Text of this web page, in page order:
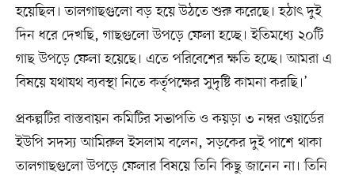
হয়েছিল। তালগাছগুলো বড় হয়ে উঠতে শুরু করেছে। হঠাৎ দুই
দিন ধরে দেখছি, গাছগুলো উপড়ে ফেলা হচ্ছে। ইতিমধ্যে ২০টি
গাছ উপড়ে ফেলা হয়েছে। এতে পরিবেশের ক্ষতি হচ্ছে। আমরা এ
বিষয়ে যথাযথ ব্যবস্থা নিতে কর্তৃপক্ষের সুদৃষ্টি কামনা করছি।’
প্রকল্পটির বাস্তবায়ন কমিটির সভাপতি ও কয়ড়া ৩ নম্বর ওয়ার্ডের
ইউপি সদস্য আমিরুল ইসলাম বলেন, সড়কের দুই পাশে থাকা
তালগাছগুলো উপড়ে ফেলার বিষয়ে তিনি কিছু জানেন না। তিনি